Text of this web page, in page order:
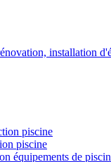
installation
piscine
piscine
équipements de